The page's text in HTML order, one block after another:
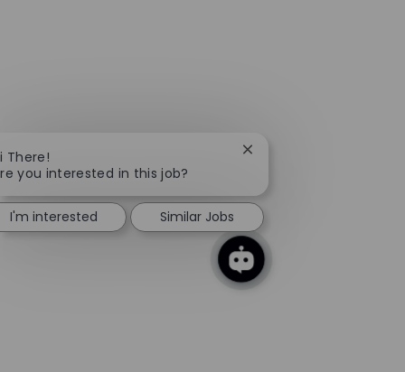
There!
you interested in this job?
Close chatbot
I'm interested Similar Jobs